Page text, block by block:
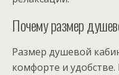
Почему размер
Размер душевой
комфорте и